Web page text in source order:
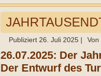
Publiziert 26. Juli 2025 | Von
26.07.2025: Der
Der Entwurf des